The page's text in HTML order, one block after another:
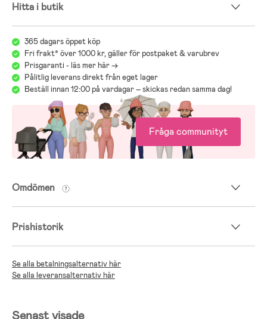
Hitta i butik
365 dagars öppet köp
Fri frakt* över 1000 kr, gäller för postpaket & varubrev
Prisgaranti - läs mer här ->
Pålitlig leverans direkt från eget lager
Beställ innan 12:00 på vardagar – skickas redan samma dag!
Fråga communityt
Omdömen
Prishistorik
Se alla betalningsalternativ här
Se alla leveransalternativ här
Senast visade